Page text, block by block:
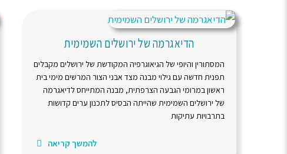
הדיאגרמה של ירושלים השמימית
המסתורין והיופי של הגיאוגרפיה המקודשת של ירושלים מקבלים
תפנית חדשה עם גילוי מבנה מצד אבני הצור המרשים מימי בית
ראשון במרומי הגבעה הצרפתית, מבנה המתייחס לדיאגרמה
של ירושלים השמימית שהייתה הבסיס לתכנון ערים קדושות
בתרבויות עתיקות
להמשך קריאה